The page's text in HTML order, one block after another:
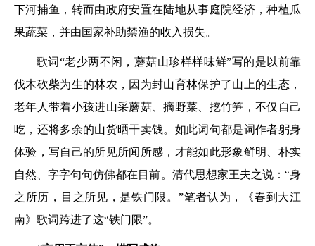
下河捕鱼，转而由政府安置在陆地从事庭院经济，种植瓜
果蔬菜，并由国家补助禁渔的收入损失。
歌词“老少两不闲，蘑菇山珍样样味鲜”写的是以前靠
伐木砍柴为生的林农，因为封山育林保护了山上的生态，
老年人带着小孩进山采蘑菇、摘野菜、挖竹笋，不仅自己
吃，还将多余的山货晒干卖钱。如此词句都是词作者躬身
体验，写自己的所见所闻所感，才能如此形象鲜明、朴实
自然、字字句句仿佛都在目前。清代思想家王夫之说：“身
之所历，目之所见，是铁门限。”笔者认为，《春到大江
南》歌词跨进了这“铁门限”。